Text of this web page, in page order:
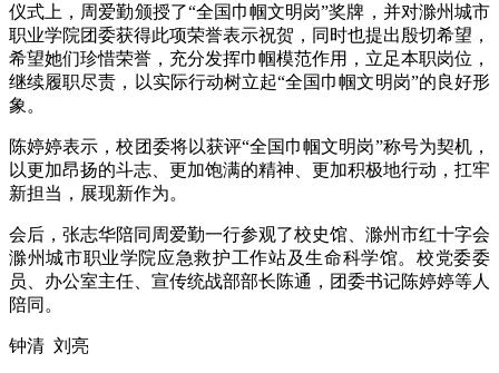
仪式上，周爱勤颁授了“全国巾帼文明岗”奖牌，并对滁州城市
职业学院团委获得此项荣誉表示祝贺，同时也提出殷切希望，
希望她们珍惜荣誉，充分发挥巾帼模范作用，立足本职岗位，
继续履职尽责，以实际行动树立起“全国巾帼文明岗”的良好形
象。
陈婷婷表示，校团委将以获评“全国巾帼文明岗”称号为契机，
以更加昂扬的斗志、更加饱满的精神、更加积极地行动，扛牢
新担当，展现新作为。
会后，张志华陪同周爱勤一行参观了校史馆、滁州市红十字会
滁州城市职业学院应急救护工作站及生命科学馆。校党委委
员、办公室主任、宣传统战部部长陈通，团委书记陈婷婷等人
陪同。
钟清 刘亮